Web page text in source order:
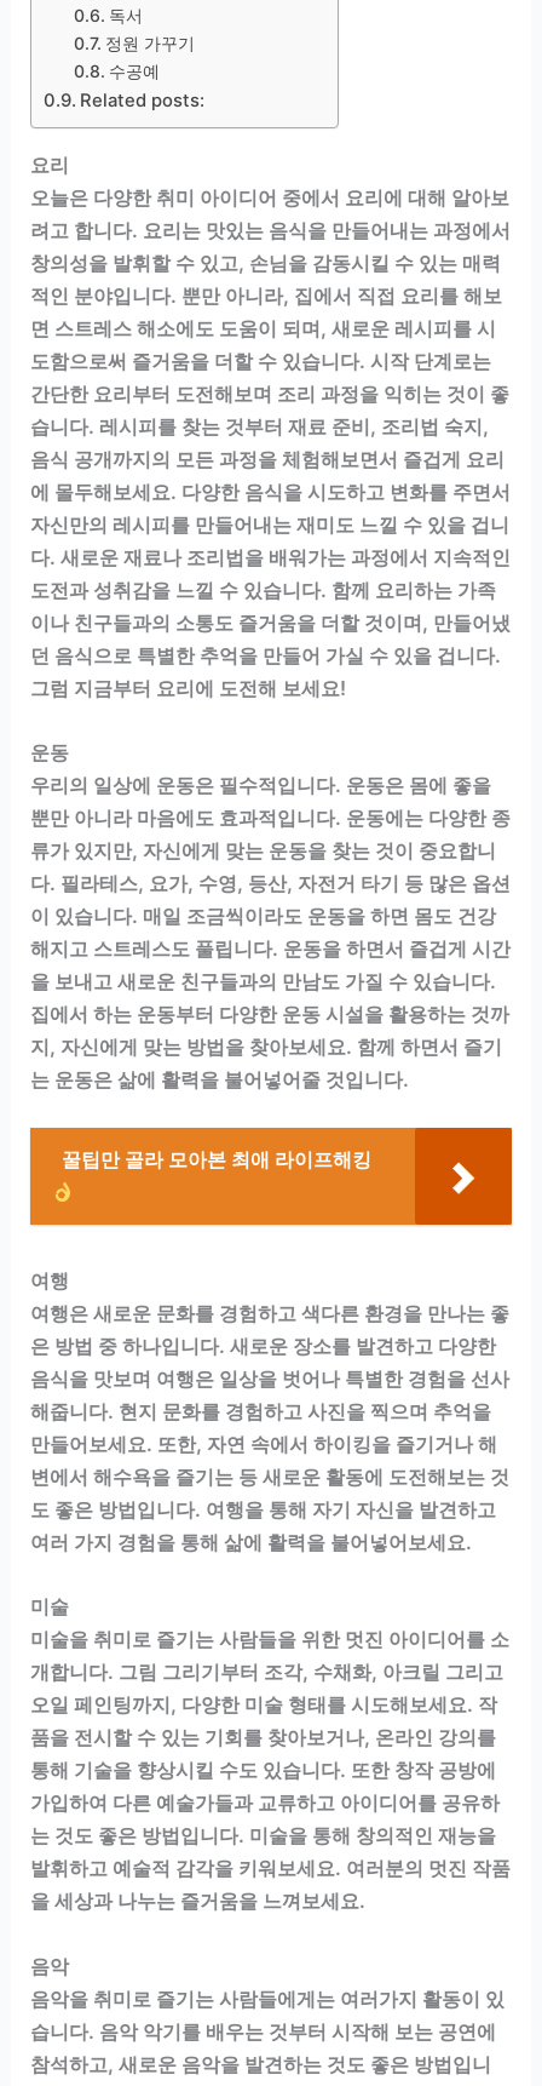
독서
정원 가꾸기
수공예
Related posts:
요리
오늘은 다양한 취미 아이디어 중에서 요리에 대해 알아보
려고 합니다. 요리는 맛있는 음식을 만들어내는 과정에서
창의성을 발휘할 수 있고, 손님을 감동시킬 수 있는 매력
적인 분야입니다. 뿐만 아니라, 집에서 직접 요리를 해보
면 스트레스 해소에도 도움이 되며, 새로운 레시피를 시
도함으로써 즐거움을 더할 수 있습니다. 시작 단계로는
간단한 요리부터 도전해보며 조리 과정을 익히는 것이 좋
습니다. 레시피를 찾는 것부터 재료 준비, 조리법 숙지,
음식 공개까지의 모든 과정을 체험해보면서 즐겁게 요리
에 몰두해보세요. 다양한 음식을 시도하고 변화를 주면서
자신만의 레시피를 만들어내는 재미도 느낄 수 있을 겁니
다. 새로운 재료나 조리법을 배워가는 과정에서 지속적인
도전과 성취감을 느낄 수 있습니다. 함께 요리하는 가족
이나 친구들과의 소통도 즐거움을 더할 것이며, 만들어냈
던 음식으로 특별한 추억을 만들어 가실 수 있을 겁니다.
그럼 지금부터 요리에 도전해 보세요!
운동
우리의 일상에 운동은 필수적입니다. 운동은 몸에 좋을
뿐만 아니라 마음에도 효과적입니다. 운동에는 다양한 종
류가 있지만, 자신에게 맞는 운동을 찾는 것이 중요합니
다. 필라테스, 요가, 수영, 등산, 자전거 타기 등 많은 옵션
이 있습니다. 매일 조금씩이라도 운동을 하면 몸도 건강
해지고 스트레스도 풀립니다. 운동을 하면서 즐겁게 시간
을 보내고 새로운 친구들과의 만남도 가질 수 있습니다.
집에서 하는 운동부터 다양한 운동 시설을 활용하는 것까
지, 자신에게 맞는 방법을 찾아보세요. 함께 하면서 즐기
는 운동은 삶에 활력을 불어넣어줄 것입니다.
꿀팁만 골라 모아본 최애 라이프해킹
여행
여행은 새로운 문화를 경험하고 색다른 환경을 만나는 좋
은 방법 중 하나입니다. 새로운 장소를 발견하고 다양한
음식을 맛보며 여행은 일상을 벗어나 특별한 경험을 선사
해줍니다. 현지 문화를 경험하고 사진을 찍으며 추억을
만들어보세요. 또한, 자연 속에서 하이킹을 즐기거나 해
변에서 해수욕을 즐기는 등 새로운 활동에 도전해보는 것
도 좋은 방법입니다. 여행을 통해 자기 자신을 발견하고
여러 가지 경험을 통해 삶에 활력을 불어넣어보세요.
미술
미술을 취미로 즐기는 사람들을 위한 멋진 아이디어를 소
개합니다. 그림 그리기부터 조각, 수채화, 아크릴 그리고
오일 페인팅까지, 다양한 미술 형태를 시도해보세요. 작
품을 전시할 수 있는 기회를 찾아보거나, 온라인 강의를
통해 기술을 향상시킬 수도 있습니다. 또한 창작 공방에
가입하여 다른 예술가들과 교류하고 아이디어를 공유하
는 것도 좋은 방법입니다. 미술을 통해 창의적인 재능을
발휘하고 예술적 감각을 키워보세요. 여러분의 멋진 작품
을 세상과 나누는 즐거움을 느껴보세요.
음악
음악을 취미로 즐기는 사람들에게는 여러가지 활동이 있
습니다. 음악 악기를 배우는 것부터 시작해 보는 공연에
참석하고, 새로운 음악을 발견하는 것도 좋은 방법입니